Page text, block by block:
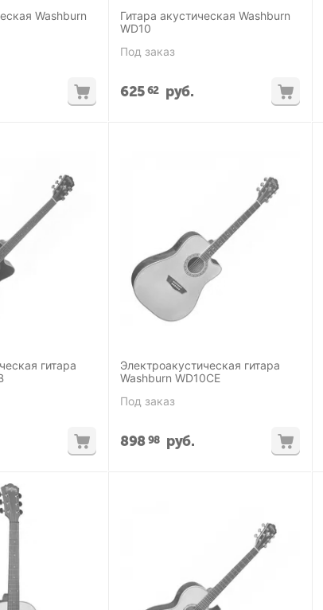
Washburn
Гитара акустическая Washburn
WD10
Под заказ
62562 руб.
гитара
Электроакустическая гитара
Washburn WD10CE
Под заказ
89898 руб.